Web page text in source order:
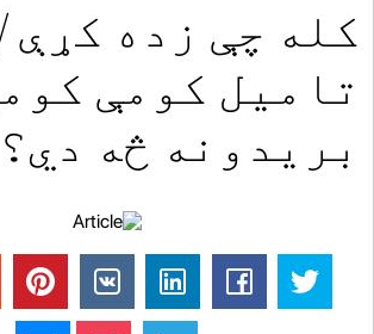
کله چې زده کړې
تامیل کومې
بریدونه څه دي؟